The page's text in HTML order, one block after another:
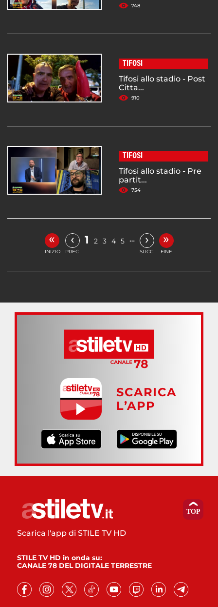
748
TIFOSI
Tifosi allo stadio - Post
Citta...
910
TIFOSI
Tifosi allo stadio - Pre
partit...
754
«
INIZIO
‹
PREC.
1 2 3 4 5 … ›
SUCC.
»
FINE
SCARICA
L’APP
Scarica l'app di STILE TV HD
STILE TV HD in onda su:
CANALE 78 DEL DIGITALE TERRESTRE